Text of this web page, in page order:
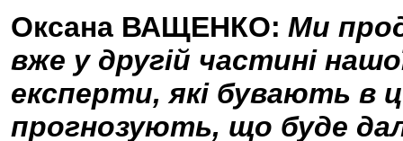
Оксана ВАЩЕНКО: Ми
вже у другій частині
експерти, які бувають в
прогнозують, що буде